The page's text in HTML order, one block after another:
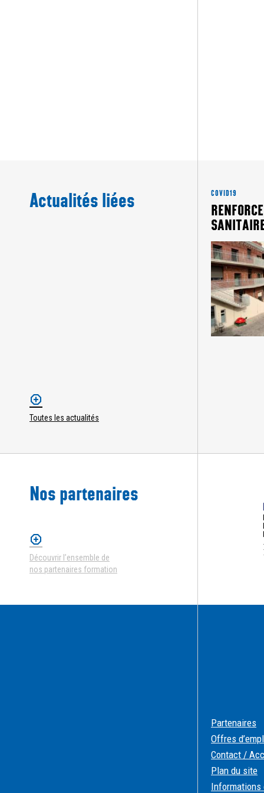
Actualités liées
Toutes les actualités
COVID19
Nos partenaires
Découvrir l’ensemble de
nos partenaires formation
Partenaires
Offres
Contact /
Plan du site
Informations